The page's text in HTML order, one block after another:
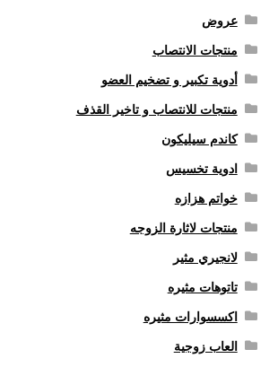
عروض
منتجات الانتصاب
أدوية تكبير و تضخيم العضو
منتجات للانتصاب و تاخير القذف
كاندم سيليكون
ادوية تخسيس
خواتم هزازه
منتجات لاثارة الزوجه
لانجيري مثير
تاتوهات مثيره
اكسسوارات مثيره
العاب زوجية